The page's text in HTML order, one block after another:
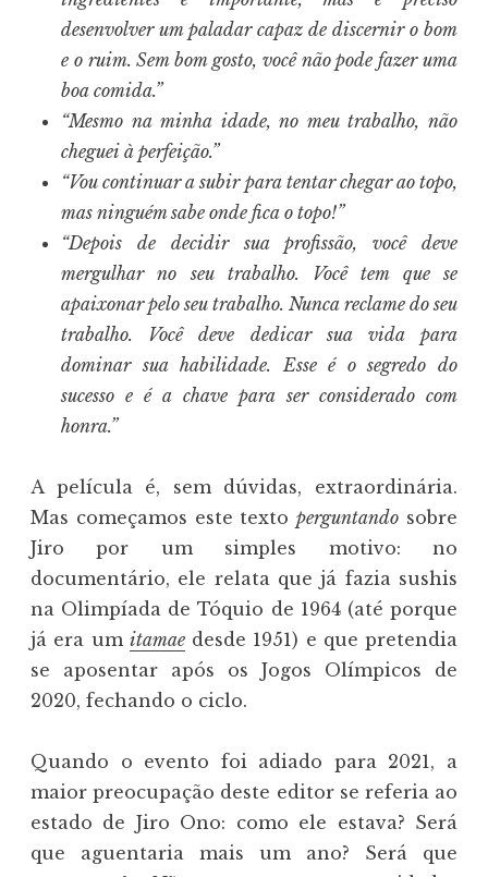
desenvolver um paladar capaz de discernir o bom
e o ruim. Sem bom gosto, você não pode fazer uma
boa comida.”
“Mesmo na minha idade, no meu trabalho, não
cheguei à perfeição.”
“Vou continuar a subir para tentar chegar ao topo,
mas ninguém sabe onde fica o topo!”
“Depois de decidir sua profissão, você deve
mergulhar no seu trabalho. Você tem que se
apaixonar pelo seu trabalho. Nunca reclame do seu
trabalho. Você deve dedicar sua vida para
dominar sua habilidade. Esse é o segredo do
sucesso e é a chave para ser considerado com
honra.”
A película é, sem dúvidas, extraordinária.
Mas começamos este textoperguntando sobre
Jiro por um simples motivo: no
documentário, ele relata que já fazia sushis
na Olimpíada de Tóquio de 1964 (até porque
já era um itamaedesde 1951) e que pretendia
se aposentar após os Jogos Olímpicos de
2020, fechando o ciclo.
Quando o evento foi adiado para 2021, a
maior preocupação deste editor se referia ao
estado de Jiro Ono: como ele estava? Será
que aguentaria mais um ano? Será que